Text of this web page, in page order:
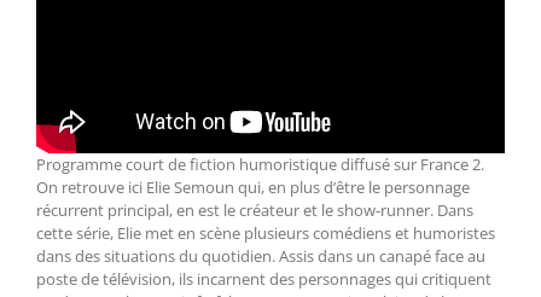
Programme court de fiction humoristique diffusé sur France 2.
On retrouve ici Elie Semoun qui, en plus d’être le personnage
récurrent principal, en est le créateur et le show-runner. Dans
cette série, Elie met en scène plusieurs comédiens et humoristes
dans des situations du quotidien. Assis dans un canapé face au
poste de télévision, ils incarnent des personnages qui critiquent